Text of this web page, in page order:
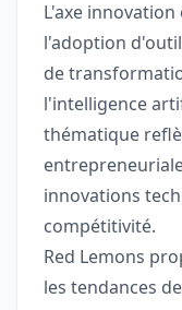
L'axe
l'adoption
de
l'intelligence
thématique
innovations
compétitivité.
Red Lemons
les tendances